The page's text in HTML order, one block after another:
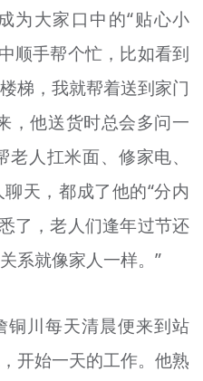
为大家口中的“贴心小
顺手帮个忙，比如看到
梯，我就帮着送到家门
，他送货时总会多问一
老人扛米面、修家电、
天，都成了他的“分内
了，老人们逢年过节还
系就像家人一样。”
铜川每天清晨便来到站
开始一天的工作。他熟